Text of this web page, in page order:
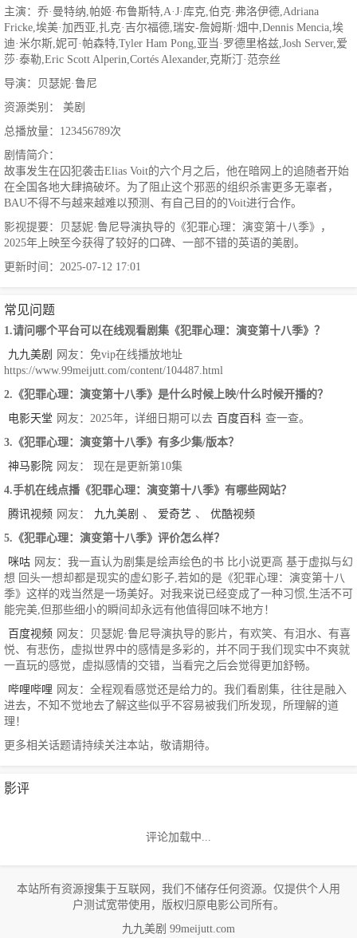
主演：乔·曼特纳,帕姬·布鲁斯特,A·J·库克,伯克·弗洛伊德,Adriana
Fricke,埃美·加西亚,扎克·吉尔福德,瑞安-詹姆斯·畑中,Dennis Mencia,埃
迪·米尔斯,妮可·帕森特,Tyler Ham Pong,亚当·罗德里格兹,Josh Server,爱
莎·泰勒,Eric Scott Alperin,Cortés Alexander,克斯汀·范奈丝
导演：贝瑟妮·鲁尼
资源类别： 美剧
总播放量：123456789次
剧情简介：
故事发生在囚犯袭击Elias Voit的六个月之后，他在暗网上的追随者开始
在全国各地大肆搞破坏。为了阻止这个邪恶的组织杀害更多无辜者，
BAU不得不与越来越难以预测、有自己目的的Voit进行合作。
影视提要：贝瑟妮·鲁尼导演执导的《犯罪心理：演变第十八季》，
2025年上映至今获得了较好的口碑、一部不错的英语的美剧。
更新时间：2025-07-12 17:01
常见问题
1.请问哪个平台可以在线观看剧集《犯罪心理：演变第十八季》？
九九美剧
网友：免vip在线播放地址
https://www.99meijutt.com/content/104487.html
2.《犯罪心理：演变第十八季》是什么时候上映/什么时候开播的？
电影天堂 网友：2025年，详细日期可以去 百度百科 查一查。
3.《犯罪心理：演变第十八季》有多少集/版本？
神马影院 网友： 现在是更新第10集
4.手机在线点播《犯罪心理：演变第十八季》有哪些网站？
腾讯视频 网友： 九九美剧 、 爱奇艺 、
优酷视频
5.《犯罪心理：演变第十八季》评价怎么样？
咪咕 网友：我一直认为剧集是绘声绘色的书 比小说更高 基于虚拟与幻
想 回头一想却都是现实的虚幻影子,若如的是《犯罪心理：演变第十八
季》这样的戏当然是一场美好。对我来说已经变成了一种习惯,生活不可
能完美,但那些细小的瞬间却永远有他值得回味不地方！
百度视频 网友：贝瑟妮·鲁尼导演执导的影片，有欢笑、有泪水、有喜
悦、有悲伤，虚拟世界中的感情是多彩的，并不同于我们现实中不爽就
一直玩的感觉，虚拟感情的交错，当看完之后会觉得更加舒畅。
哔哩哔哩 网友：全程观看感觉还是给力的。我们看剧集，往往是融入
进去，不知不觉地去了解这些似乎不容易被我们所发现，所理解的道
理！
更多相关话题请持续关注本站，敬请期待。
影评
评论加载中...
本站所有资源搜集于互联网，我们不储存任何资源。仅提供个人用
户测试宽带使用，版权归原电影公司所有。
九九美剧 99meijutt.com